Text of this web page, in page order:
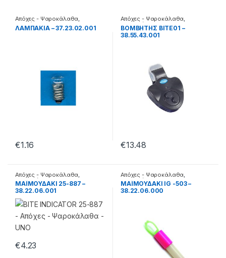
Απόχες - Ψαροκάλαθα,
Λαμπάκια
ΛΑΜΠΑΚΙΑ – 37.23.02.001
€1.16
Απόχες - Ψαροκάλαθα,
Βομβητές
ΒΟΜΒΗΤΗΣ BITE01 –
38.55.43.001
€13.48
Απόχες - Ψαροκάλαθα
Βομβητές
ΜΑΪΜΟΥΔΑΚΙ 25-887 –
38.22.06.001
€4.23
Απόχες - Ψαροκάλαθα
Βομβητές
ΜΑΪΜΟΥΔΑΚΙ IG -503 –
38.22.06.000